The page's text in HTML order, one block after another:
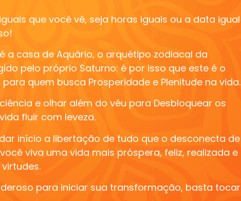
que você vê, seja horas iguais ou a data igual
a casa de Aquário, o arquétipo zodiacal da
pelo próprio Saturno: é por isso que este é o
para quem busca Prosperidade e Plenitude na vida.
e olhar além do véu para Desbloquear os
fluir com leveza.
início a libertação de tudo que o desconecta de
viva uma vida mais próspera, feliz, realizada e
para iniciar sua transformação, basta tocar